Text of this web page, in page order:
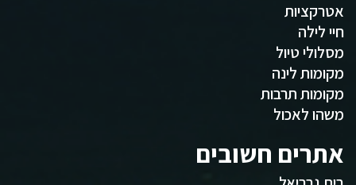
אטרקציות
חיי לילה
מסלולי טיול
מקומות לינה
מקומות תרבות
משהו לאכול
אתרים חשובים